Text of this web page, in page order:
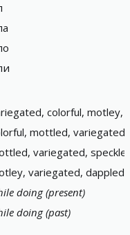
colorful, motley,
mottled,
variegated,
variegated, dappled,
doing (present)
doing (past)